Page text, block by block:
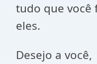
tudo que você
eles.
Desejo a